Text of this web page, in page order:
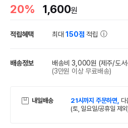
20% 1,600원
적립혜택 최대150점 적립
배송정보 배송비 3,000원 (제주/도
(3만원 이상 무료배송)
내일배송 21시까지 주문하면,
(토, 일요일/공휴일 제